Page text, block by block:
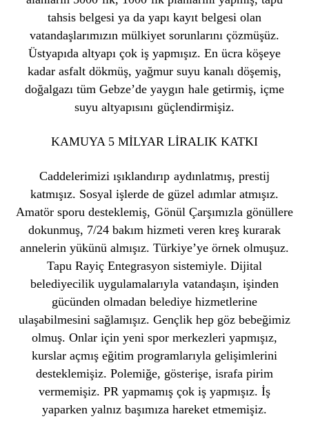
tahsis belgesi ya da yapı kayıt belgesi olan
vatandaşlarımızın mülkiyet sorunlarını çözmüşüz.
Üstyapıda altyapı çok iş yapmışız. En ücra köşeye
kadar asfalt dökmüş, yağmur suyu kanalı döşemiş,
doğalgazı tüm Gebze’de yaygın hale getirmiş, içme
suyu altyapısını güçlendirmişiz.
KAMUYA 5 MİLYAR LİRALIK KATKI
Caddelerimizi ışıklandırıp aydınlatmış, prestij
katmışız. Sosyal işlerde de güzel adımlar atmışız.
Amatör sporu desteklemiş, Gönül Çarşımızla gönüllere
dokunmuş, 7/24 bakım hizmeti veren kreş kurarak
annelerin yükünü almışız. Türkiye’ye örnek olmuşuz.
Tapu Rayiç Entegrasyon sistemiyle. Dijital
belediyecilik uygulamalarıyla vatandaşın, işinden
gücünden olmadan belediye hizmetlerine
ulaşabilmesini sağlamışız. Gençlik hep göz bebeğimiz
olmuş. Onlar için yeni spor merkezleri yapmışız,
kurslar açmış eğitim programlarıyla gelişimlerini
desteklemişiz. Polemiğe, gösterişe, israfa pirim
vermemişiz. PR yapmamış çok iş yapmışız. İş
yaparken yalnız başımıza hareket etmemişiz.